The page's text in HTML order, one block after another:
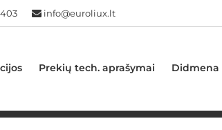
info@euroliux.lt
Prekių tech. aprašymai Didmena